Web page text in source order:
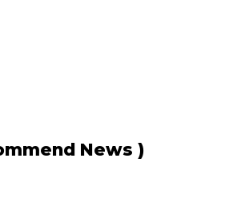
News )